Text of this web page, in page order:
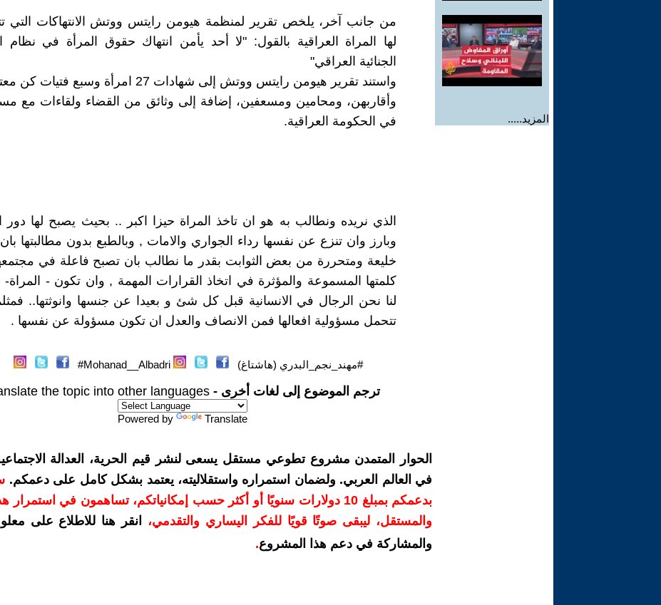
المزيد.....
من جانب آخر، يلخص تقرير لمنظمة هيومن رايتس ووتش الانتهاكات التي
لها المراة العراقية بالقول: "لا أحد يأمن انتهاك حقوق المرأة في نظام
الجنائية العراقي"
واستند تقرير هيومن رايتس ووتش إلى شهادات 27 امرأة وسبع
وأقاربهن، ومحامين ومسعفين، إضافة إلى وثائق من القضاء ولقاءات مع
في الحكومة العراقية.
الذي نريده ونطالب به هو ان تاخذ المراة حيزا اكبر .. بحيث يصبح لها دور
وبارز وان تنزع عن نفسها رداء الجواري والامات , وبالطبع بدون مطالبتها
خليعة ومتحررة من بعض الثوابت بقدر ما نطالب بان تصبح فاعلة في
كلمتها المسموعة والمؤثرة في اتخاذ القرارات المهمة , وان تكون -
لنا نحن الرجال في الانسانية قبل كل شئ و بعيدا عن جنسها وانوثتها..
تتحمل مسؤولية افعالها فمن الانصاف والعدل ان تكون مسؤولة عن نفسها .
#مهند_نجم_البدري (هاشتاغ) Mohanad__Albadri#
ترجم الموضوع إلى لغات أخرى - the topic into other languages
Powered by Translate
الحوار المتمدن مشروع تطوعي مستقل يسعى لنشر قيم الحرية، العدالة
في العالم العربي. ولضمان استمراره واستقلاليته، يعتمد بشكل كامل على دعمكم.
بدعمكم بمبلغ 10 دولارات سنويًا أو أكثر حسب إمكانياتكم، تساهمون في استمرار
والمستقل، ليبقى صوتًا قويًا للفكر اليساري والتقدمي،
انقر هنا للاطلاع على
والمشاركة في دعم هذا المشروع.